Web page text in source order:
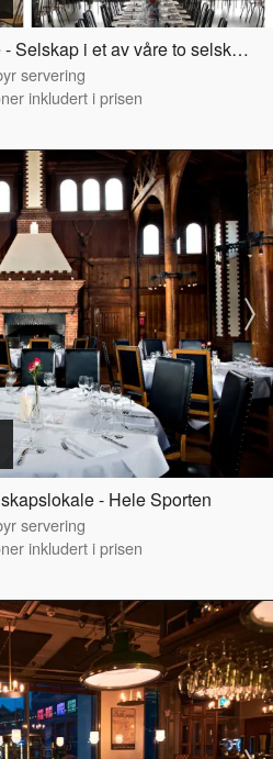
Gamlebyen Mat og Drikke - Selskap i et av våre to selskapslokaler
servering
inkludert i prisen
- Hele Sporten
servering
inkludert i prisen